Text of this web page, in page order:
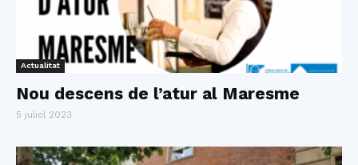
Actualitat
Nou descens de l’atur al Maresme
5 juliol 2023